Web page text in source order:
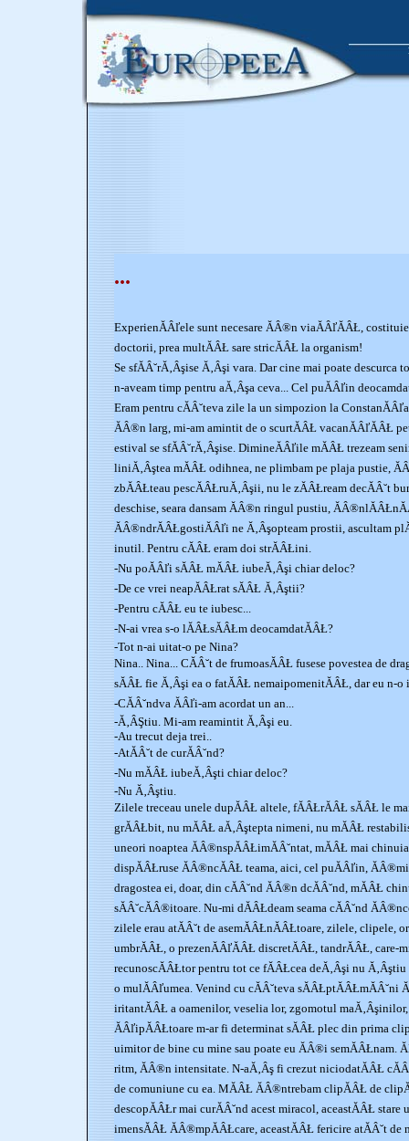
...
ExperienĂÂľele sunt necesare ĂÂ®n viaĂÂľĂÂŁ,
doctorii, prea multĂÂŁ sare stricĂÂŁ la organism!
Se sfĂÂ˘rĂ‚Âşise Ă‚Âşi vara. Dar cine mai poate
n-aveam timp pentru aĂ‚Âşa ceva... Cel puĂÂľin
Eram pentru cĂÂ˘teva zile la un simpozion la
ĂÂ®n larg, mi-am amintit de o scurtĂÂŁ vacanĂÂľĂÂŁ
estival se sfĂÂ˘rĂ‚Âşise. DimineĂÂľile mĂÂŁ trezeam
liniĂ‚Âştea mĂÂŁ odihnea, ne plimbam pe plaja pustie,
zbĂÂŁteau pescĂÂŁruĂ‚Âşii, nu le zĂÂŁream decĂÂ˘t
deschise, seara dansam ĂÂ®n ringul pustiu,
ĂÂ®ndrĂÂŁgostiĂÂľi ne Ă‚Âşopteam prostii, ascultam
inutil. Pentru cĂÂŁ eram doi strĂÂŁini.
-Nu poĂÂľi sĂÂŁ mĂÂŁ iubeĂ‚Âşi chiar deloc?
-De ce vrei neapĂÂŁrat sĂÂŁ Ă‚Âştii?
-Pentru cĂÂŁ eu te iubesc...
-N-ai vrea s-o lĂÂŁsĂÂŁm deocamdatĂÂŁ?
-Tot n-ai uitat-o pe Nina?
Nina.. Nina... CĂÂ˘t de frumoasĂÂŁ fusese povestea de
sĂÂŁ fie Ă‚Âşi ea o fatĂÂŁ nemaipomenitĂÂŁ, dar eu n-o
-CĂÂ˘ndva ĂÂľi-am acordat un an...
-Ă‚ÂŞtiu. Mi-am reamintit Ă‚Âşi eu.
-Au trecut deja trei..
-AtĂÂ˘t de curĂÂ˘nd?
-Nu mĂÂŁ iubeĂ‚Âşti chiar deloc?
-Nu Ă‚Âştiu.
Zilele treceau unele dupĂÂŁ altele, fĂÂŁrĂÂŁ sĂÂŁ le
grĂÂŁbit, nu mĂÂŁ aĂ‚Âştepta nimeni, nu mĂÂŁ
uneori noaptea ĂÂ®nspĂÂŁimĂÂ˘ntat, mĂÂŁ mai
dispĂÂŁruse ĂÂ®ncĂÂŁ teama, aici, cel puĂÂľin,
dragostea ei, doar, din cĂÂ˘nd ĂÂ®n dcĂÂ˘nd, mĂÂŁ
sĂÂ˘cĂÂ®itoare. Nu-mi dĂÂŁdeam seama cĂÂ˘nd
zilele erau atĂÂ˘t de asemĂÂŁnĂÂŁtoare, zilele, clipele,
umbrĂÂŁ, o prezenĂÂľĂÂŁ discretĂÂŁ, tandrĂÂŁ,
recunoscĂÂŁtor pentru tot ce fĂÂŁcea deĂ‚Âşi nu
o mulĂÂľumea. Venind cu cĂÂ˘teva
iritantĂÂŁ a oamenilor, veselia lor, zgomotul
ĂÂľipĂÂŁtoare m-ar fi determinat sĂÂŁ plec din prima
uimitor de bine cu mine sau poate eu ĂÂ®i semĂÂŁnam.
ritm, ĂÂ®n intensitate. N-aĂ‚Âş fi crezut niciodatĂÂŁ
de comuniune cu ea. MĂÂŁ ĂÂ®ntrebam clipĂÂŁ de
descopĂÂŁr mai curĂÂ˘nd acest miracol, aceastĂÂŁ
imensĂÂŁ ĂÂ®mpĂÂŁcare, aceastĂÂŁ fericire atĂÂ˘t